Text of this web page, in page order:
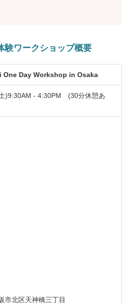
験ワークショップ概要
One Day Workshop in Osaka
)9:30AM - 4:30PM (30分休憩あ
市北区天神橋三丁目